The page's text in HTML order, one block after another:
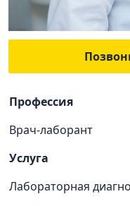
Профессия
Врач-лаборант
Услуга
Лабораторная